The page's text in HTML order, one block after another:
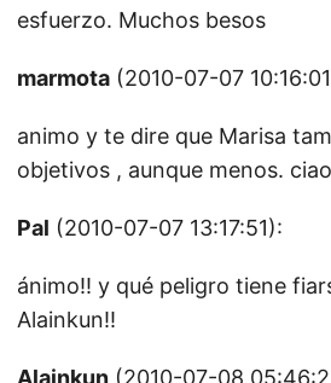
esfuerzo. Muchos besos
marmota (2010-07-07
animo y te dire que Marisa
objetivos , aunque menos.
Pal (2010-07-07 13:17:51):
ánimo!! y qué peligro tiene
Alainkun!!
Alainkun (2010-07-08